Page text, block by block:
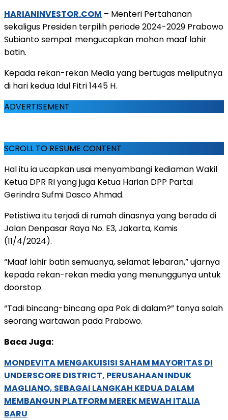
HARIANINVESTOR.COM – Menteri Pertahanan
sekaligus Presiden terpilih periode 2024-2029 Prabowo
Subianto sempat mengucapkan mohon maaf lahir
batin.
Kepada rekan-rekan Media yang bertugas meliputnya
di hari kedua Idul Fitri 1445 H.
ADVERTISEMENT
SCROLL TO RESUME CONTENT
Hal itu ia ucapkan usai menyambangi kediaman Wakil
Ketua DPR RI yang juga Ketua Harian DPP Partai
Gerindra Sufmi Dasco Ahmad.
Petistiwa itu terjadi di rumah dinasnya yang berada di
Jalan Denpasar Raya No. E3, Jakarta, Kamis
(11/4/2024).
“Maaf lahir batin semuanya, selamat lebaran,” ujarnya
kepada rekan-rekan media yang menunggunya untuk
doorstop.
“Tadi bincang-bincang apa Pak di dalam?” tanya salah
seorang wartawan pada Prabowo.
Baca Juga:
MONDEVITA MENGAKUISISI SAHAM MAYORITAS DI
UNDERSCORE DISTRICT, PERUSAHAAN INDUK
MAGLIANO, SEBAGAI LANGKAH KEDUA DALAM
MEMBANGUN PLATFORM MEREK MEWAH ITALIA
BARU